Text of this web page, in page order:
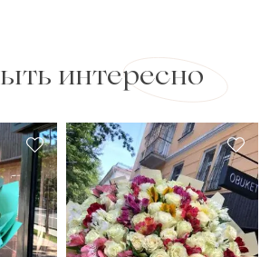
интересно